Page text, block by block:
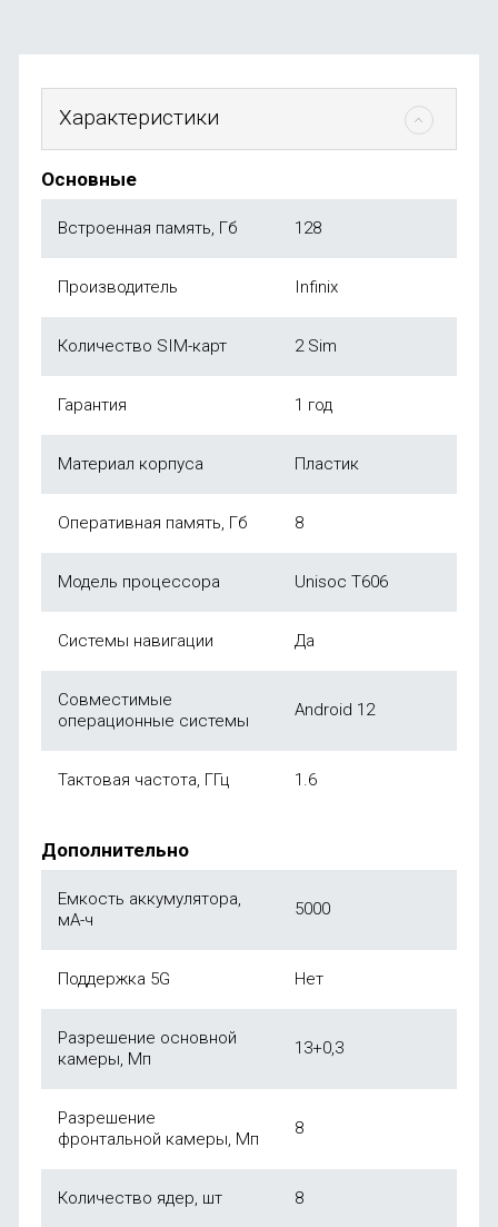
Характеристики
Основные
Встроенная память, Гб 128
Производитель Infinix
Количество SIM-карт 2 Sim
Гарантия 1 год
Материал корпуса Пластик
Оперативная память, Гб 8
Модель процессора Unisoc T606
Системы навигации Да
Совместимые
операционные системы
Android 12
Тактовая частота, ГГц 1.6
Дополнительно
Емкость аккумулятора,
мА-ч
5000
Поддержка 5G Нет
Разрешение основной
камеры, Мп
13+0,3
Разрешение
фронтальной камеры, Мп
8
Количество ядер, шт 8